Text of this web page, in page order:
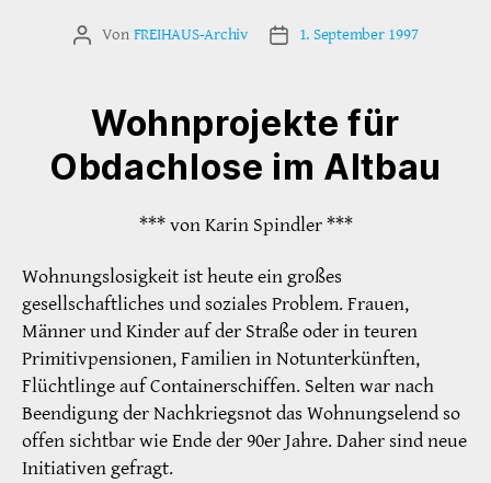
Beitragsautor
Von FREIHAUS-Archiv Veröffentlichungsdatum
1. September 1997
Wohnprojekte für
Obdachlose im Altbau
*** von Karin Spindler ***
Wohnungslosigkeit ist heute ein großes
gesellschaftliches und soziales Problem. Frauen,
Männer und Kinder auf der Straße oder in teuren
Primitivpensionen, Familien in Notunterkünften,
Flüchtlinge auf Containerschiffen. Selten war nach
Beendigung der Nachkriegsnot das Wohnungselend so
offen sichtbar wie Ende der 90er Jahre. Daher sind neue
Initiativen gefragt.